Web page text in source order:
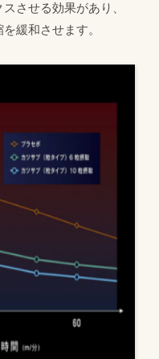
させる効果があり、
緩和させます。